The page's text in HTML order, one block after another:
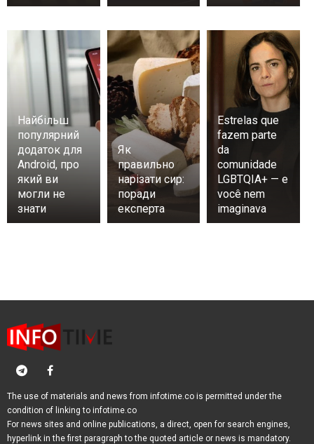
Найбільш
популярний
додаток для
Android, про
який ви
могли не
знати
Як
правильно
нарізати сир:
поради
експерта
Estrelas que
fazem parte
da
comunidade
LGBTQIA+ — e
você nem
imaginava
The use of materials and news from infotime.co is permitted under the
condition of linking to infotime.co
For news sites and online publications, a direct, open for search engines,
hyperlink in the first paragraph to the quoted article or news is mandatory.